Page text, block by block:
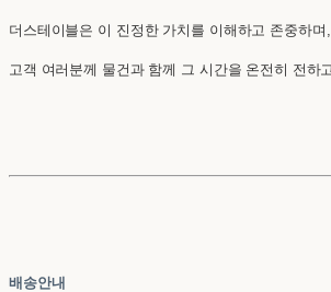
더스테이블은 이 진정한 가치를 이해하고 존중하며,
고객 여러분께 물건과 함께 그 시간을 온전히 전하
배송안내